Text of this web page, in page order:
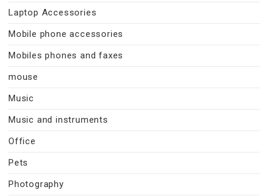
Laptop Accessories
Mobile phone accessories
Mobiles phones and faxes
mouse
Music
Music and instruments
Office
Pets
Photography